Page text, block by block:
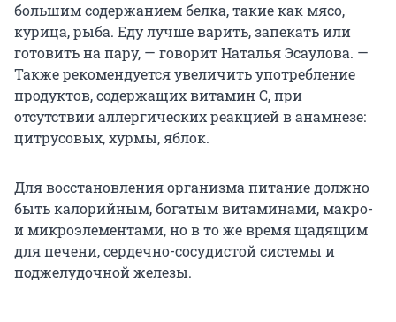
большим содержанием белка, такие как мясо,
курица, рыба. Еду лучше варить, запекать или
готовить на пару, — говорит Наталья Эсаулова. —
Также рекомендуется увеличить употребление
продуктов, содержащих витамин С, при
отсутствии аллергических реакцией в анамнезе:
цитрусовых, хурмы, яблок.
Для восстановления организма питание должно
быть калорийным, богатым витаминами, макро-
и микроэлементами, но в то же время щадящим
для печени, сердечно-сосудистой системы и
поджелудочной железы.